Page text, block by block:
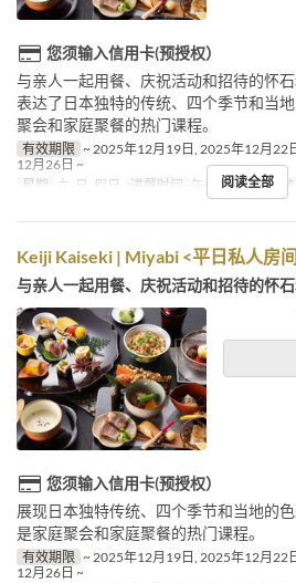
您须输入信用卡(预授权）
与亲人一起用餐、庆祝活动和招待的怀石
表达了日本独特的传统、四个季节和当
聚会和家庭聚餐的热门课程。
有效期限 ~ 2025年12月19日, 2025年12月22
12月26日 ~
星期 六, 日, 假日 进餐时间 午餐 最大下单数
阅读全部
Keiji Kaiseki | Miyabi <平日私人房
与亲人一起用餐、庆祝活动和招待的怀
您须输入信用卡(预授权）
展现日本独特传统、四个季节和当地的
是家庭聚会和家庭聚餐的热门课程。
有效期限 ~ 2025年12月19日, 2025年12月22
12月26日 ~